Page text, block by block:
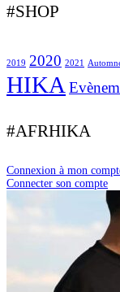
#SHOP
2019 2020 2021
HIKA
#AFRHIKA
Connexion à mon
Connecter son compte